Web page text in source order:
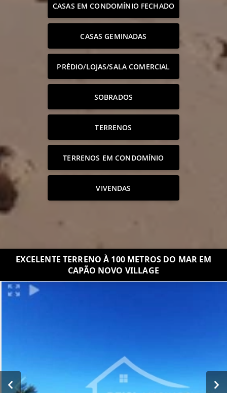
CASAS EM CONDOMÍNIO FECHADO
CASAS GEMINADAS
PRÉDIO/LOJAS/SALA COMERCIAL
SOBRADOS
TERRENOS
TERRENOS EM CONDOMÍNIO
VIVENDAS
EXCELENTE TERRENO À 100 METROS DO MAR EM
CAPÃO NOVO VILLAGE